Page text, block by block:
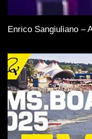
Enrico Sangiuliano –